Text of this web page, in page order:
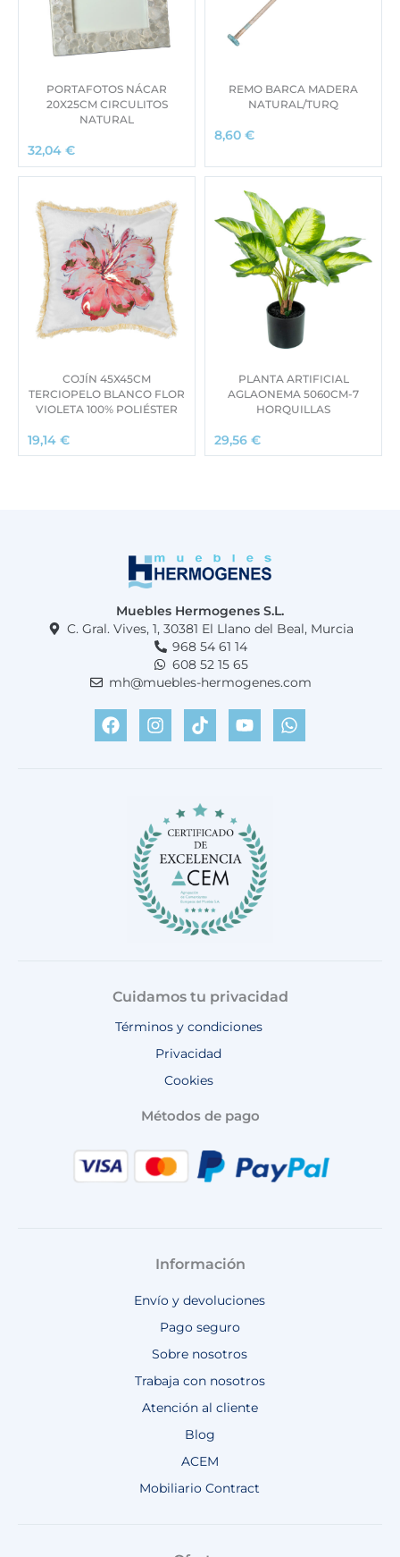
PORTAFOTOS NÁCAR
20X25CM CIRCULITOS
NATURAL
32,04 €
REMO BARCA MADERA
NATURAL/TURQ
8,60 €
COJÍN 45X45CM
TERCIOPELO BLANCO FLOR
VIOLETA 100% POLIÉSTER
19,14 €
PLANTA ARTIFICIAL
AGLAONEMA 5060CM-7
HORQUILLAS
29,56 €
Muebles Hermogenes S.L.
C. Gral. Vives, 1, 30381 El Llano del Beal, Murcia
968 54 61 14
608 52 15 65
mh@muebles-hermogenes.com
F
a
c
I
n
s
a
m
T
i
k
Y
o
u
W
h
a
Cuidamos tu privacidad
Términos y condiciones
Privacidad
Cookies
Métodos de pago
Información
Envío y devoluciones
Pago seguro
Sobre nosotros
Trabaja con nosotros
Atención al cliente
Blog
ACEM
Mobiliario Contract